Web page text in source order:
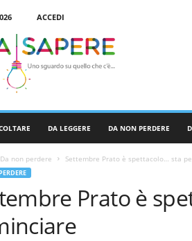
ACCEDI
DA LEGGERE DA NON PERDERE
Da non perdere Settembre Prato è spettacolo… sta
Prato è